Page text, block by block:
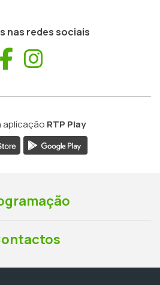
nas redes sociais
Facebook
aplicação RTP Play